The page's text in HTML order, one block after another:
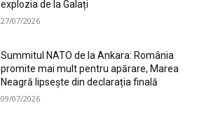
explozia de la Galați
27/07/2026
Summitul NATO de la Ankara: România
promite mai mult pentru apărare, Marea
Neagră lipsește din declarația finală
09/07/2026